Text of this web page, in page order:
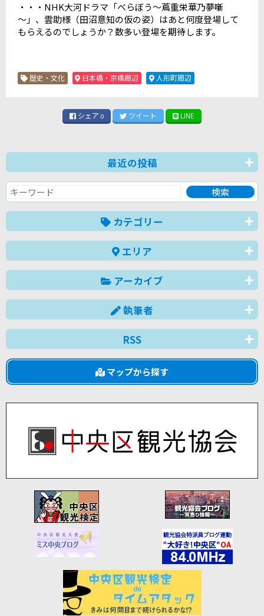
・・・NHK大河ドラマ「べらぼう～蔦重栄華乃夢噺
～」、雲助様（田沼意知の仮の姿）はあと何度登場して
もらえるのでしょうか？数多い登場を期待します。
歴史・文化 日本橋・京橋周辺 人形町周辺
シェア 0 ツイート LINE
最近の投稿
カテゴリー
エリア
アーカイブ
執筆者
RSS
マップから探す